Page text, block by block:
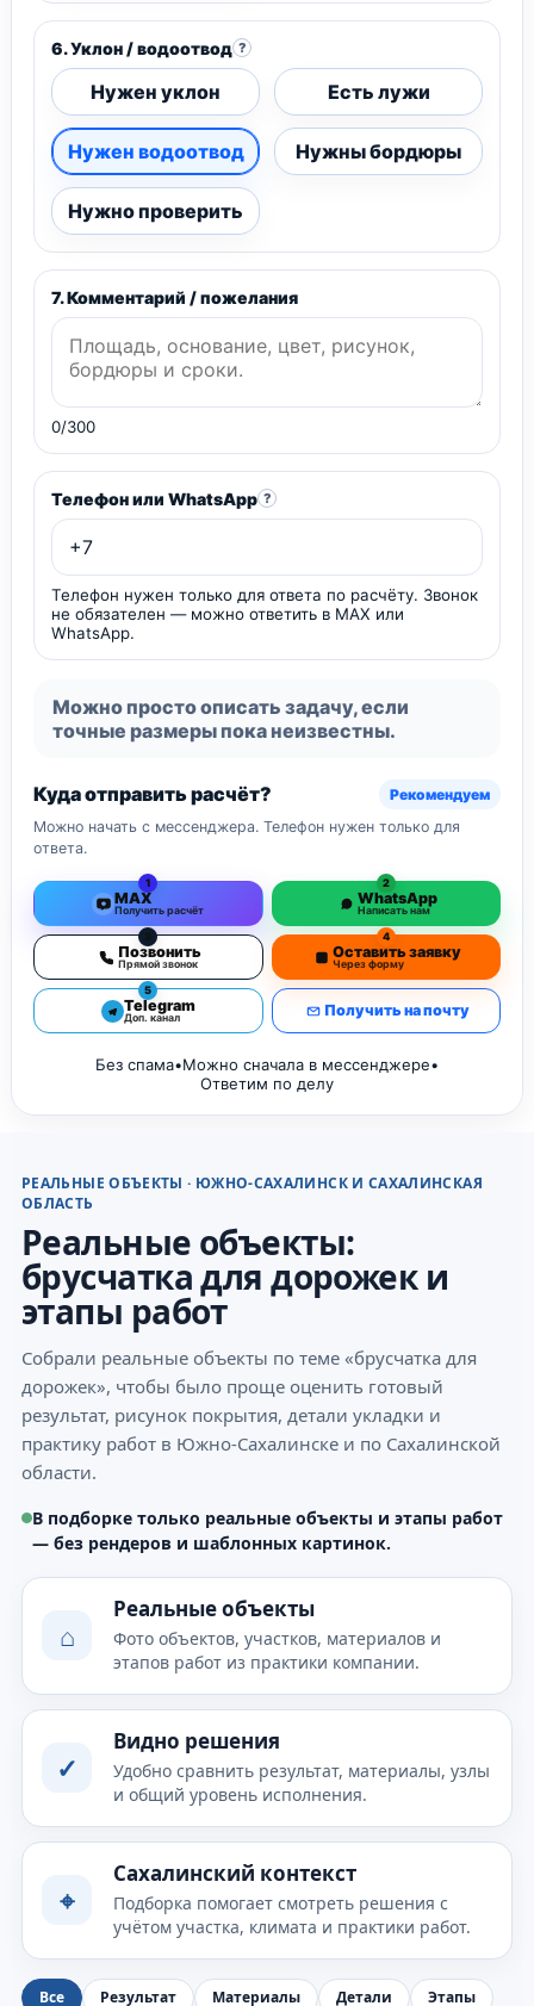
6. Уклон / водоотвод ?
Нужен уклон Есть лужи
Нужен водоотвод Нужны бордюры
Нужно проверить
7. Комментарий / пожелания
0/300
Телефон или WhatsApp ?
Телефон нужен только для ответа по расчёту. Звонок
не обязателен — можно ответить в MAX или
WhatsApp.
Можно просто описать задачу, если
точные размеры пока неизвестны.
Куда отправить расчёт?
Рекомендуем
Можно начать с мессенджера. Телефон нужен только для
ответа.
1
MAX
Получить расчёт
2
WhatsApp
Написать нам
3
Позвонить
Прямой звонок
4
Оставить заявку
Через форму
5
Telegram
Доп. канал Получить на почту
Без спама•Можно сначала в мессенджере•
Ответим по делу
РЕАЛЬНЫЕ ОБЪЕКТЫ · ЮЖНО-САХАЛИНСК И САХАЛИНСКАЯ
ОБЛАСТЬ
Реальные объекты:
брусчатка для дорожек и
этапы работ
Собрали реальные объекты по теме «брусчатка для
дорожек», чтобы было проще оценить готовый
результат, рисунок покрытия, детали укладки и
практику работ в Южно-Сахалинске и по Сахалинской
области.
В подборке только реальные объекты и этапы работ
— без рендеров и шаблонных картинок.
⌂
Реальные объекты
Фото объектов, участков, материалов и
этапов работ из практики компании.
✓
Видно решения
Удобно сравнить результат, материалы, узлы
и общий уровень исполнения.
⌖
Сахалинский контекст
Подборка помогает смотреть решения с
учётом участка, климата и практики работ.
Все Результат Материалы Детали Этапы